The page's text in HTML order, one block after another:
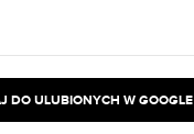
DO ULUBIONYCH W GOOGLE